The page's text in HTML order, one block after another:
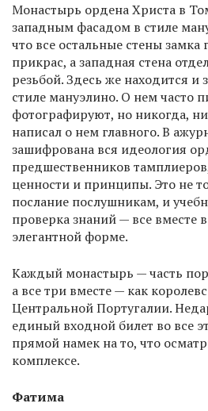
Монастырь ордена Христа в
западным фасадом в стиле
что все остальные стены замка
прикрас, а западная стена
резьбой. Здесь же находится и
стиле мануэлино. О нем часто
фотографируют, но никогда,
написал о нем главного. В
зашифрована вся идеология
предшественников
ценности и принципы. Это не
послание послушникам, и
проверка знаний — все вместе
элегантной форме.
Каждый монастырь — часть
а все три вместе — как
Центральной Португалии.
единый входной билет во все
прямой намек на то, что
комплексе.
Фатима